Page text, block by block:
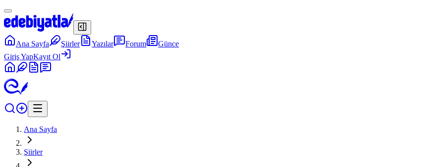
Ana Sayfa Şiirler Yazılar Forum
Günce
Giriş YapKayıt Ol
Ana Sayfa
Şiirler